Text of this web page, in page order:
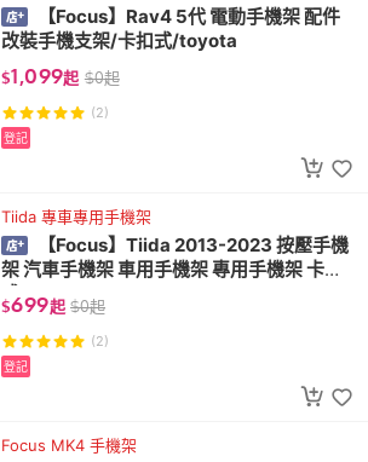
【Focus】Rav4 5代 電動手機架 配件
改裝手機支架/卡扣式/toyota
$1,099起 $0起
(2)
登記
Tiida 專車專用手機架
【Focus】Tiida 2013-2023 按壓手機
架 汽車手機架 車用手機架 專用手機架 卡扣
式/nissan
$699起 $0起
(2)
登記
Focus MK4 手機架